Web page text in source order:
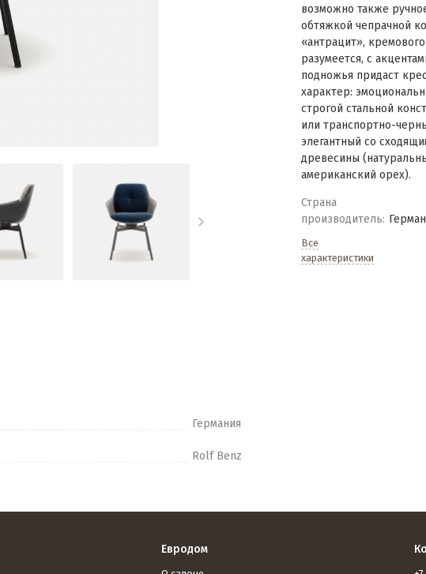
возможно также
обтяжкой чепрачной
«антрацит»,
разумеется, с
подножья придаст
характер:
строгой стальной
или транспортно-
элегантный со
древесины
американский орех).
Страна
производитель:
Все
характеристики
Германия
Rolf Benz
Евродом